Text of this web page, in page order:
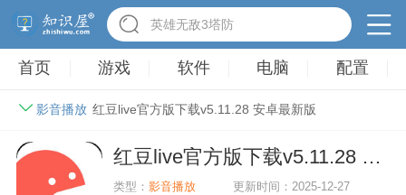
驾考家园手游
首页 游戏 软件 电脑 配置
影音播放 红豆live官方版下载v5.11.28 安卓最新版
红豆live官方版下载v5.11.28 安卓最新版
类型：影音播放 更新时间：2025-12-27